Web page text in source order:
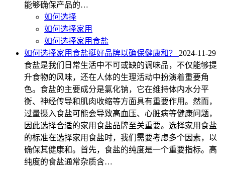
能够确保产品的…
如何选择
如何选择家用
如何选择家用食盐
如何选择家用食盐挺好品牌以确保健康和？
2024-11-29
食盐是我们日常生活中不可或缺的调味品，不仅能够提
升食物的风味，还在人体的生理活动中扮演着重要角
色。食盐的主要成分是氯化钠，它在维持体内水分平
衡、神经传导和肌肉收缩等方面具有重要作用。然而，
过量摄入食盐可能会导致高血压、心脏病等健康问题，
因此选择合适的家用食盐品牌至关重要。选择家用食盐
的标准在选择家用食盐时，我们需要考虑多个因素，以
确保其健康和。首先，食盐的纯度是一个重要指标。高
纯度的食盐通常杂质含…